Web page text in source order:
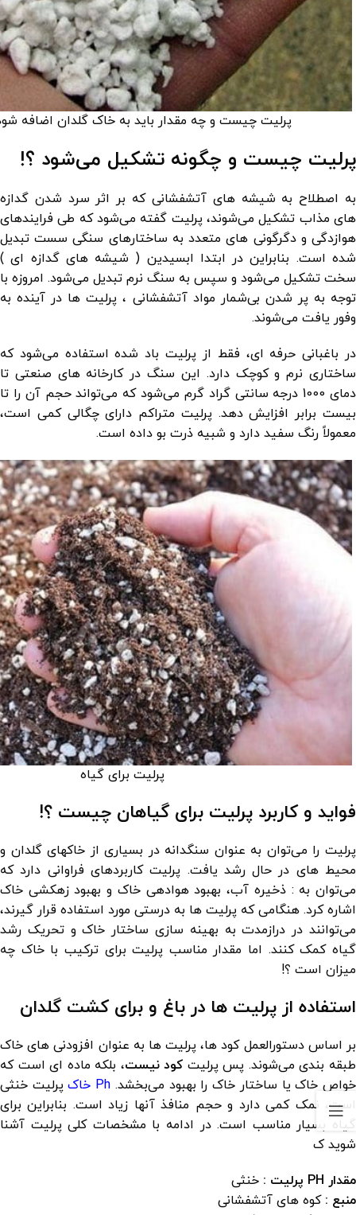
پرلیت چیست و چه مقدار باید به خاک گلدان اضافه
پرلیت چیست و چگونه تشکیل می‌شود ؟!
به اصطلاح به شیشه های آتشفشانی که بر اثر سرد شدن گدازه
های مذاب تشکیل می‌شوند، پرلیت گفته می‌شود که طی فرایندهای
هوازدگی و دگرگونی های متعدد به ساختارهای سنگی سست تبدیل
شده است. بنابراین در ابتدا ابسیدین ( شیشه های گدازه ای )
سخت تشکیل می‌شود و سپس به سنگ نرم تبدیل می‌شود. امروزه با
توجه به پر شدن بی‌شمار مواد آتشفشانی ، پرلیت ها در آینده به
وفور یافت می‌شوند.
در باغبانی حرفه ای، فقط از پرلیت باد شده استفاده می‌شود که
ساختاری نرم و کوچک دارد. این سنگ در کارخانه های صنعتی تا
دمای 1000 درجه سانتی گراد گرم می‌شود که می‌تواند حجم آن را تا
بیست برابر افزایش دهد. پرلیت متراکم دارای چگالی کمی است،
معمولاً رنگ سفید دارد و شبیه ذرت بو داده است.
پرلیت برای گیاه
فواید و کاربرد پرلیت برای گیاهان چیست ؟!
پرلیت را می‌توان به عنوان سنگدانه در بسیاری از خاکهای گلدان و
محیط های در حال رشد یافت. پرلیت کاربردهای فراوانی دارد که
می‌توان به : ذخیره آب، بهبود هوادهی خاک و بهبود زهکشی خاک
اشاره کرد. هنگامی که پرلیت ها به درستی مورد استفاده قرار گیرند،
می‌توانند در درازمدت به بهینه سازی ساختار خاک و تحریک رشد
گیاه کمک کنند. اما مقدار مناسب پرلیت برای ترکیب با خاک چه
میزان است ؟!
استفاده از پرلیت ها در باغ و برای کشت گلدان
بر اساس دستورالعمل کود ها، پرلیت ها به عنوان افزودنی های خاک
طبقه بندی می‌شوند. پس پرلیت کود نیست، بلکه ماده ای است که
خواص خاک یا ساختار خاک را بهبود می‌بخشد. Ph خاک
پرلیت خنثی
است، نمک کمی دارد و حجم منافذ آنها زیاد است. بنابراین برای
گیاه بسیار مناسب است. در ادامه با مشخصات کلی پرلیت آشنا
شوید ک
مقدار PH پرلیت : خنثی
منبع : کوه های آتشفشانی